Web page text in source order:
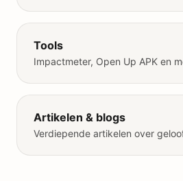
Tools
Impactmeter, Open Up APK en
Artikelen & blogs
Verdiepende artikelen over